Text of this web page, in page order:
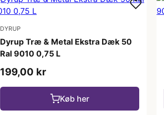
DYRUP
Dyrup Træ & Metal Ekstra Dæk 50
Ral 9010 0,75 L
199,00 kr
Køb her